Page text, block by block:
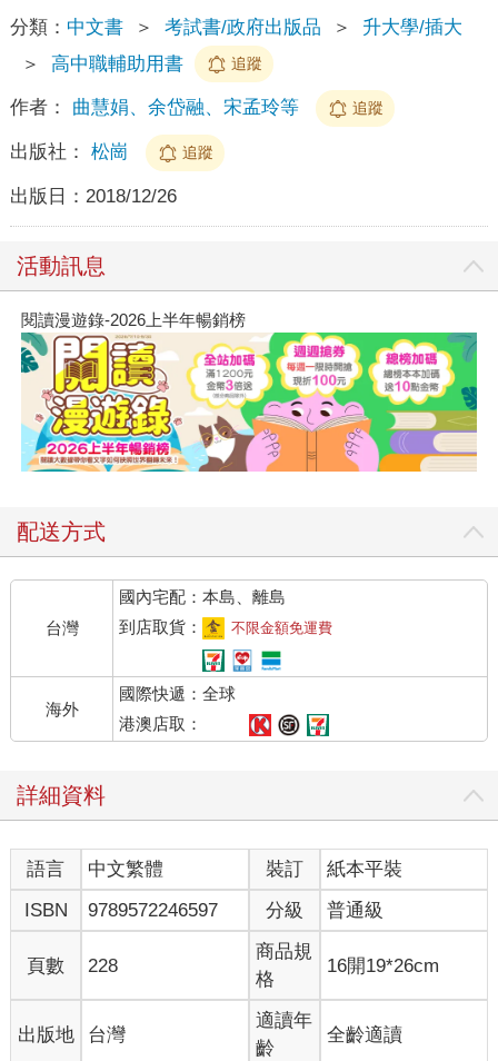
分類： 中文書 ＞ 考試書/政府出版品 ＞
升大學/插大
＞
高中職輔助用書 追蹤
作者： 曲慧娟、余岱融、宋孟玲等 追蹤
出版社： 松崗 追蹤
出版日： 2018/12/26
活動訊息
閱讀漫遊錄-2026上半年暢銷榜
配送方式
台灣
國內宅配：本島、離島
到店取貨：
不限金額免運費
海外
國際快遞：全球
港澳店取：
詳細資料
語言 中文繁體 裝訂
紙本平裝
ISBN
9789572246597 分級 普通級
頁數 228
商品規
格
16開19*26cm
出版地 台灣
適讀年
齡
全齡適讀